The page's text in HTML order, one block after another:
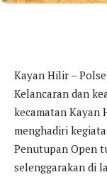
Kayan Hilir –
Kelancaran dan
kecamatan Kayan
menghadiri
Penutupan Open
selenggarakan di